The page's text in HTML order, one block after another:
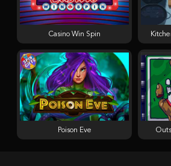
Casino Win Spin
Poison Eve